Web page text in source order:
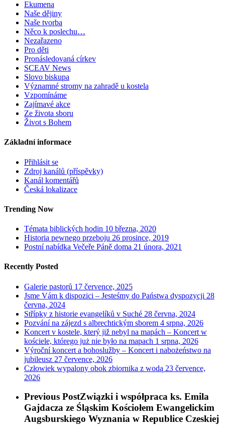
Ekumena
Naše dějiny
Naše tvorba
Něco k poslechu…
Nezařazeno
Pro děti
Pronásledovaná církev
SCEAV News
Slovo biskupa
Významné stromy na zahradě u kostela
Vzpomínáme
Zajímavé akce
Ze života sboru
Život s Bohem
Základní informace
Přihlásit se
Zdroj kanálů (příspěvky)
Kanál komentářů
Česká lokalizace
Trending Now
Témata biblických hodin 10 března, 2020
Historia pewnego przeboju 26 prosince, 2019
Postní nabídka Večeře Páně doma 21 února, 2021
Recently Posted
Galerie pastorů 17 července, 2025
Jsme Vám k dispozici – Jesteśmy do Państwa dyspozycji 28
června, 2024
Střípky z historie evangelíků v Suché 28 června, 2024
Pozvání na zájezd s albrechtickým sborem 4 srpna, 2026
Koncert v kostele, který již nebyl na mapách – Koncert w
kościele, którego już nie było na mapach 1 srpna, 2026
Výroční koncert a bohoslužby – Koncert i nabożeństwo na
jubileusz 27 července, 2026
Człowiek wypalony obok zbiornika z wodą 23 července,
2026
Previous PostZwiązki i współpraca ks. Emila
Gajdacza ze Śląskim Kościołem Ewangelickim
Augsburskiego Wyznania w Republice Czeskiej